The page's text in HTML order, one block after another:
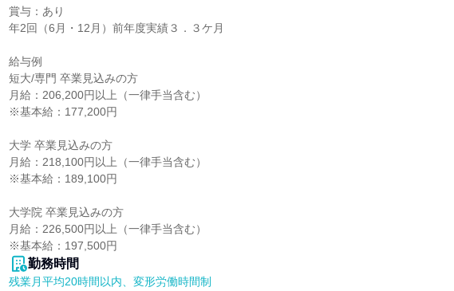
賞与：あり
年2回（6月・12月）前年度実績３．３ケ月
給与例
短大/専門 卒業見込みの方
月給：206,200円以上（一律手当含む）
※基本給：177,200円
大学 卒業見込みの方
月給：218,100円以上（一律手当含む）
※基本給：189,100円
大学院 卒業見込みの方
月給：226,500円以上（一律手当含む）
※基本給：197,500円
勤務時間
残業月平均20時間以内、変形労働時間制